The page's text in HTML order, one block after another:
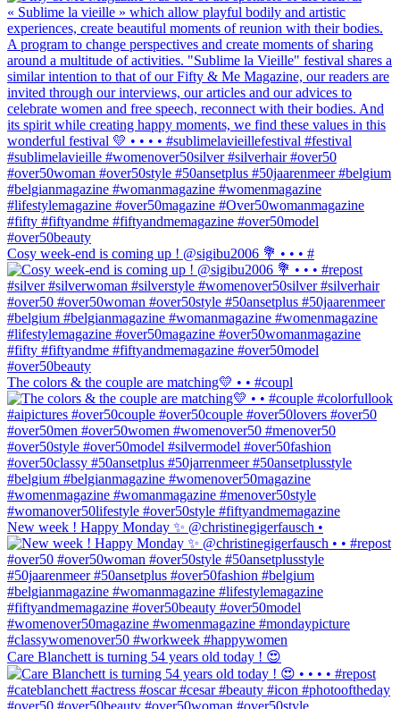
Cosy week-end is coming up ! @sigibu2006 💐 • • • #
The colors & the couple are matching💛 • • #coupl
New week ! Happy Monday ✨ @christinegigerfausch •
Care Blanchett is turning 54 years old today ! 😍